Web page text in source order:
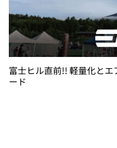
富士ヒル直前!! 軽量化と
ード